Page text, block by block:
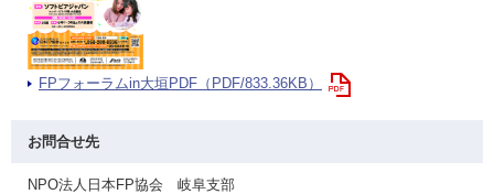
FPフォーラムin大垣PDF（PDF/833.36KB）
お問合せ先
NPO法人日本FP協会 岐阜支部